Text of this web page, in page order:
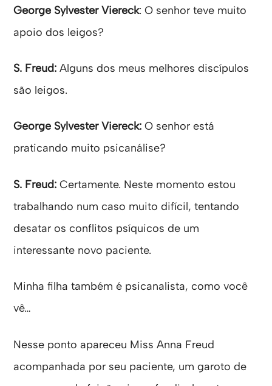
George Sylvester Viereck: O senhor teve muito
apoio dos leigos?
S. Freud: Alguns dos meus melhores discípulos
são leigos.
George Sylvester Viereck: O senhor está
praticando muito psicanálise?
S. Freud: Certamente. Neste momento estou
trabalhando num caso muito difícil, tentando
desatar os conflitos psíquicos de um
interessante novo paciente.
Minha filha também é psicanalista, como você
vê…
Nesse ponto apareceu Miss Anna Freud
acompanhada por seu paciente, um garoto de